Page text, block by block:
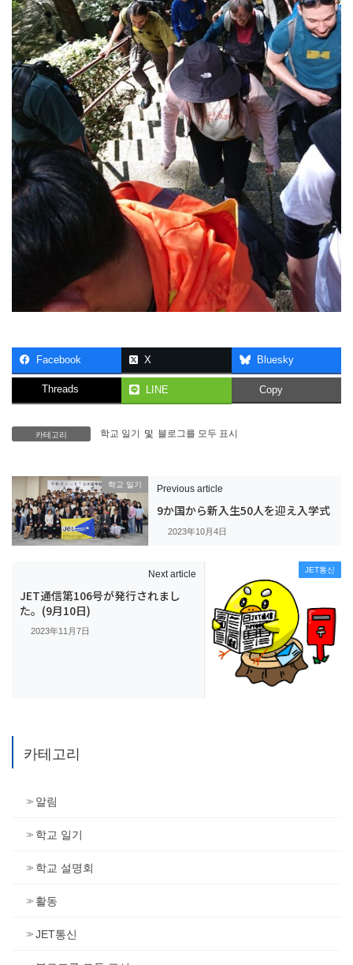
Facebook X Bluesky
Threads LINE Copy
카테고리 학교 일기 및 블로그를 모두 표시
학교 일기 Previous article
9か国から新入生50人を迎え入学式
2023年10月4日
JET통신
Next article
JET通信第106号が発行されまし
た。(9月10日)
2023年11月7日
카테고리
알림
학교 일기
학교 설명회
활동
JET통신